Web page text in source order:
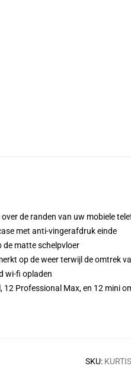
de randen van uw mobiele
met anti-vingerafdruk einde
de matte schelpvloer
op de weer terwijl de omtrek
wi-fi opladen
12 Professional Max, en 12 mini
SKU: